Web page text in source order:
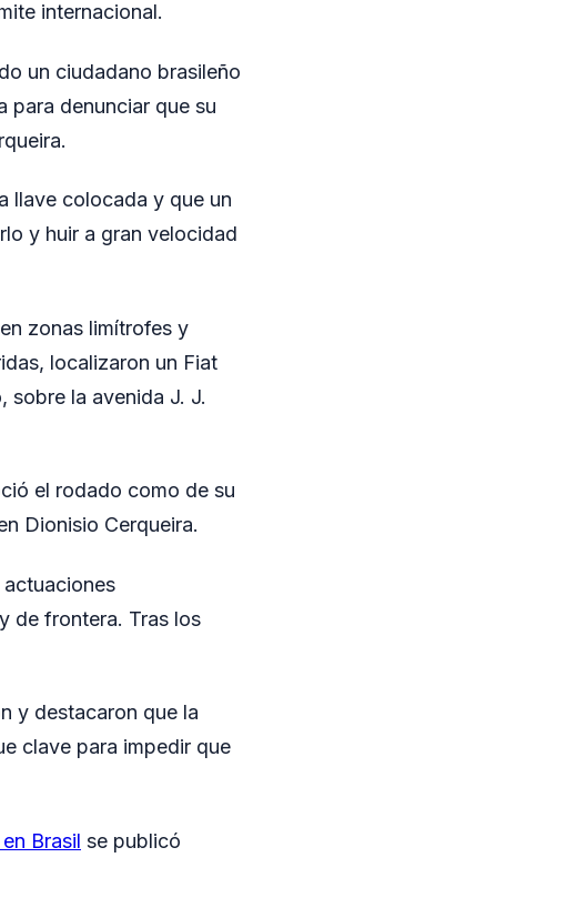
internacional.
un ciudadano brasileño
para denunciar que su
llave colocada y que un
y huir a gran velocidad
zonas limítrofes y
localizaron un Fiat
sobre la avenida J. J.
el rodado como de su
Dionisio Cerqueira.
de frontera. Tras los
y destacaron que la
clave para impedir que
Brasil se publicó